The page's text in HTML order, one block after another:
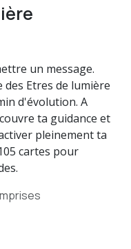
un message.
Etres de lumière
d'évolution. A
ta guidance et
pleinement ta
cartes pour